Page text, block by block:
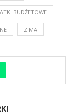
BUDŻETOWE
ZIMA